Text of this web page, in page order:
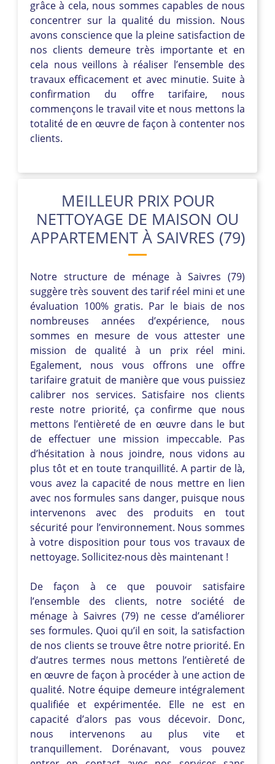
grâce à cela, nous sommes capables de nous
concentrer sur la qualité du mission. Nous
avons conscience que la pleine satisfaction de
nos clients demeure très importante et en
cela nous veillons à réaliser l’ensemble des
travaux efficacement et avec minutie. Suite à
confirmation du offre tarifaire, nous
commençons le travail vite et nous mettons la
totalité de en œuvre de façon à contenter nos
clients.
MEILLEUR PRIX POUR
NETTOYAGE DE MAISON OU
APPARTEMENT À SAIVRES (79)
Notre structure de ménage à Saivres (79)
suggère très souvent des tarif réel mini et une
évaluation 100% gratis. Par le biais de nos
nombreuses années d’expérience, nous
sommes en mesure de vous attester une
mission de qualité à un prix réel mini.
Egalement, nous vous offrons une offre
tarifaire gratuit de manière que vous puissiez
calibrer nos services. Satisfaire nos clients
reste notre priorité, ça confirme que nous
mettons l’entièreté de en œuvre dans le but
de effectuer une mission impeccable. Pas
d’hésitation à nous joindre, nous vidons au
plus tôt et en toute tranquillité. A partir de là,
vous avez la capacité de nous mettre en lien
avec nos formules sans danger, puisque nous
intervenons avec des produits en tout
sécurité pour l’environnement. Nous sommes
à votre disposition pour tous vos travaux de
nettoyage. Sollicitez-nous dès maintenant !
De façon à ce que pouvoir satisfaire
l’ensemble des clients, notre société de
ménage à Saivres (79) ne cesse d’améliorer
ses formules. Quoi qu’il en soit, la satisfaction
de nos clients se trouve être notre priorité. En
d’autres termes nous mettons l’entièreté de
en œuvre de façon à procéder à une action de
qualité. Notre équipe demeure intégralement
qualifiée et expérimentée. Elle ne est en
capacité d’alors pas vous décevoir. Donc,
nous intervenons au plus vite et
tranquillement. Dorénavant, vous pouvez